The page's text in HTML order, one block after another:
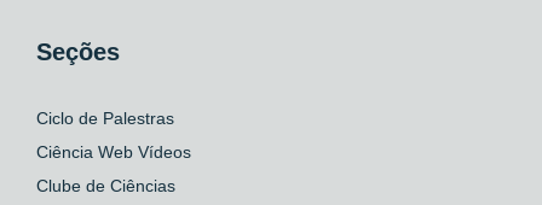
Seções
Ciclo de Palestras
Ciência Web Vídeos
Clube de Ciências